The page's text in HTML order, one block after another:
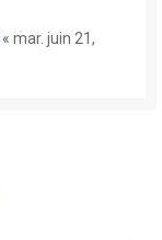
« mar. juin 21,